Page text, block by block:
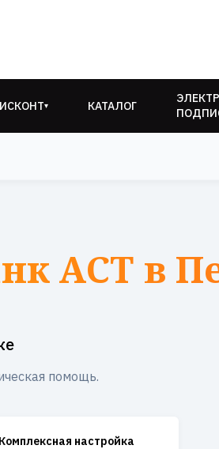
▾ КАТАЛОГ
АСТ в
помощь.
настройка